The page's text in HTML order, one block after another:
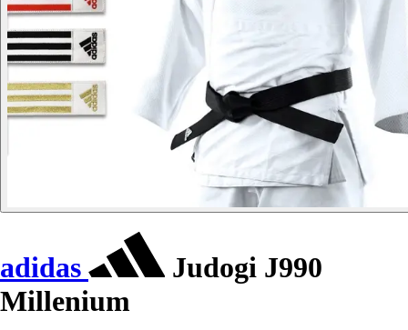
adidas
Judogi J990
Millenium